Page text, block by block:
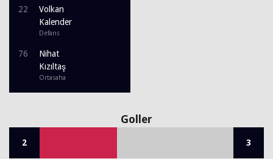
22
Volkan
Kalender
Defans
76
Nihat
Kızıltaş
Ortasaha
Goller
2 3